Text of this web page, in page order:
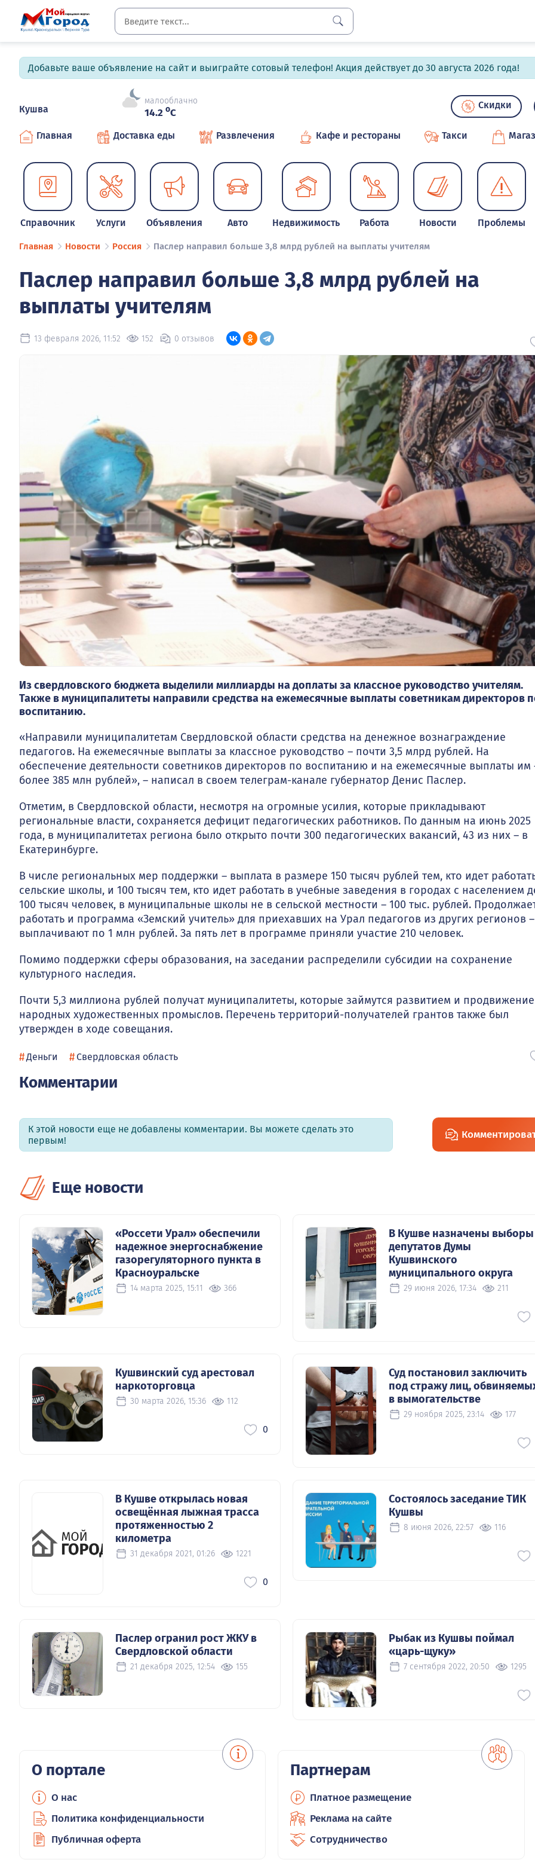
Добавьте ваше объявление на сайт и выиграйте сотовый телефон! Акция действует до 30 августа 2026 года!
Кушва
малооблачно
14.2 oC
Скидки
Главная Доставка еды Развлечения Кафе и рестораны Такси
Справочник Услуги Объявления Авто Недвижимость Работа Новости Проблемы
Главная Новости Россия Паслер направил больше 3,8 млрд рублей на выплаты учителям
Паслер направил больше 3,8 млрд рублей на
выплаты учителям
13 февраля 2026, 11:52 152 0 отзывов
Из свердловского бюджета выделили миллиарды на доплаты за классное руководство учителям.
Также в муниципалитеты направили средства на ежемесячные выплаты советникам директоров
воспитанию.
«Направили муниципалитетам Свердловской области средства на денежное вознаграждение
педагогов. На ежемесячные выплаты за классное руководство – почти 3,5 млрд рублей. На
обеспечение деятельности советников директоров по воспитанию и на ежемесячные выплаты им
более 385 млн рублей», – написал в своем телеграм-канале губернатор Денис Паслер.
Отметим, в Свердловской области, несмотря на огромные усилия, которые прикладывают
региональные власти, сохраняется дефицит педагогических работников. По данным на июнь 2025
года, в муниципалитетах региона было открыто почти 300 педагогических вакансий, 43 из них – в
Екатеринбурге.
В числе региональных мер поддержки – выплата в размере 150 тысяч рублей тем, кто идет
сельские школы, и 100 тысяч тем, кто идет работать в учебные заведения в городах с населением
100 тысяч человек, в муниципальные школы не в сельской местности – 100 тыс. рублей.
работать и программа «Земский учитель» для приехавших на Урал педагогов из других регионов
выплачивают по 1 млн рублей. За пять лет в программе приняли участие 210 человек.
Помимо поддержки сферы образования, на заседании распределили субсидии на сохранение
культурного наследия.
Почти 5,3 миллиона рублей получат муниципалитеты, которые займутся развитием и
народных художественных промыслов. Перечень территорий-получателей грантов также был
утвержден в ходе совещания.
#Деньги # Свердловская область
Комментарии
К этой новости еще не добавлены комментарии. Вы можете сделать это
первым!
Еще новости
«Россети Урал» обеспечили
надежное энергоснабжение
газорегуляторного пункта в
Красноуральске
14 марта 2025, 15:11 366
В Кушве назначены выборы
депутатов Думы
Кушвинского
муниципального округа
29 июня 2026, 17:34 211
Кушвинский суд арестовал
наркоторговца
30 марта 2026, 15:36 112
0
Суд постановил заключить
под стражу лиц,
в вымогательстве
29 ноября 2025, 23:14 177
В Кушве открылась новая
освещённая лыжная трасса
протяженностью 2
километра
31 декабря 2021, 01:26 1221
0
Состоялось заседание ТИК
Кушвы
8 июня 2026, 22:57 116
Паслер огранил рост ЖКУ в
Свердловской области
21 декабря 2025, 12:54 155
Рыбак из Кушвы поймал
«царь-щуку»
7 сентября 2022, 20:50 1295
О портале
О нас
Политика конфиденциальности
Публичная оферта
Партнерам
Платное размещение
Реклама на сайте
Сотрудничество